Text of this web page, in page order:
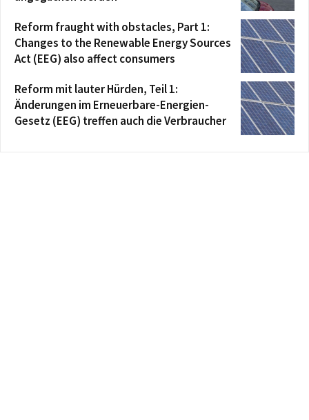
Reform fraught with obstacles, Part 1:
Changes to the Renewable Energy Sources
Act (EEG) also affect consumers
Reform mit lauter Hürden, Teil 1:
Änderungen im Erneuerbare-Energien-
Gesetz (EEG) treffen auch die Verbraucher